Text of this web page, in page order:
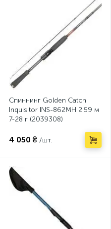
Спиннинг Golden Catch
Inquisitor INS-862MH 2.59 м
7-28 г (2039308)
4 050 ₴ /шт.